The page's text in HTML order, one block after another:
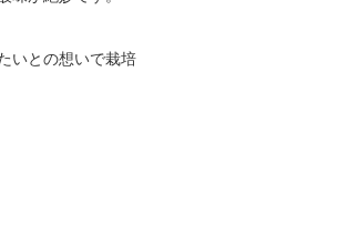
いとの想いで栽培